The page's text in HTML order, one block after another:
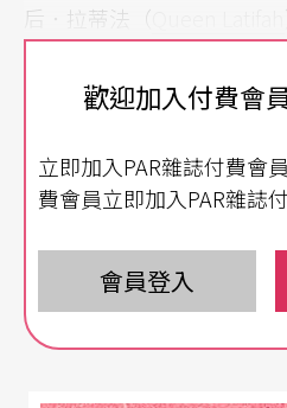
后．拉蒂法（
的認識，是每年年底電視
與現任的美國總統同坐在
正的表揚活動，是連續3天
首先是甘迺迪中心董事會
的頒獎儀式，在國務院舉
會面，然後到甘迺迪中心
歡迎加入付費會
立即加入PAR雜誌付費會
費會員立即加入PAR雜誌
會員登入